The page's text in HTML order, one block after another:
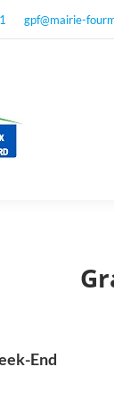
gpf@mairie-
End